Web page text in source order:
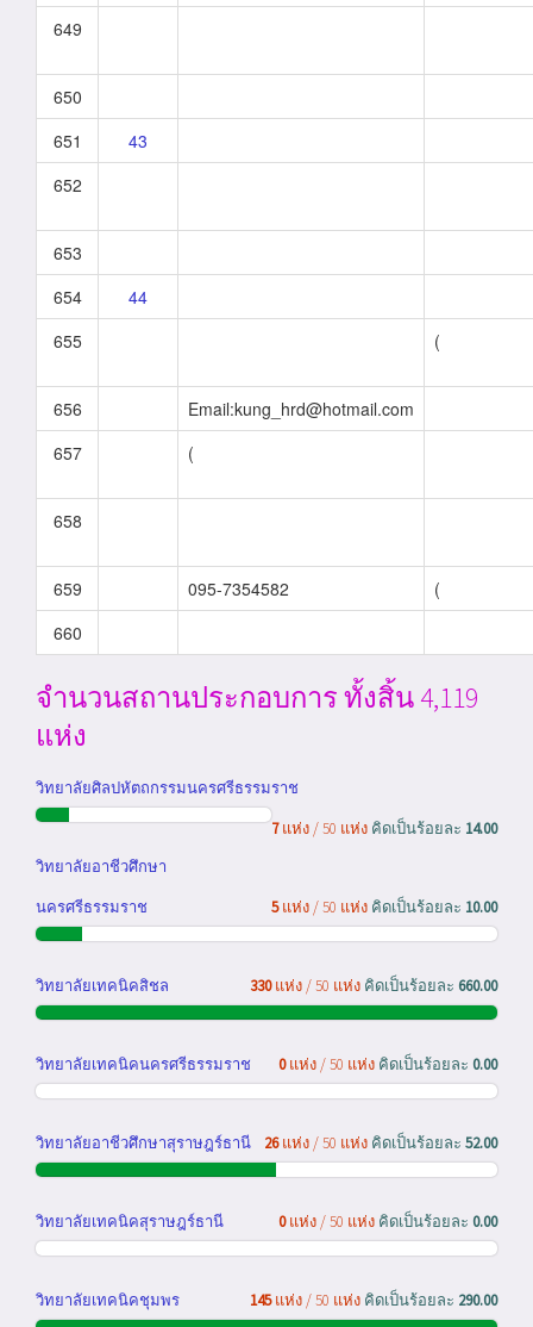
649
650
651
43
652
653
654
44
655
(
656
Email:kung_hrd@hotmail.com
657
(
658
659 095-7354582
(
660
จำนวนสถานประกอบการ ทั้งสิ้น 4,119
แห่ง
วิทยาลัยศิลปหัตถกรรมนครศรีธรรมราช
7แห่ง / 50 แห่ง คิดเป็นร้อยละ 14.00
วิทยาลัยอาชีวศึกษา
นครศรีธรรมราช
5แห่ง / 50 แห่ง คิดเป็นร้อยละ 10.00
วิทยาลัยเทคนิคสิชล 330แห่ง / 50 แห่ง คิดเป็นร้อยละ 660.00
วิทยาลัยเทคนิคนครศรีธรรมราช 0แห่ง / 50 แห่ง คิดเป็นร้อยละ 0.00
วิทยาลัยอาชีวศึกษาสุราษฎร์ธานี 26แห่ง / 50 แห่ง คิดเป็นร้อยละ 52.00
วิทยาลัยเทคนิคสุราษฎร์ธานี 0แห่ง / 50 แห่ง คิดเป็นร้อยละ 0.00
วิทยาลัยเทคนิคชุมพร 145แห่ง / 50 แห่ง คิดเป็นร้อยละ 290.00